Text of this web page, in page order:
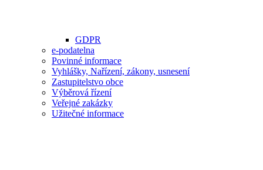
GDPR
e-podatelna
Povinné informace
Vyhlášky, Nařízení, zákony, usnesení
Zastupitelstvo obce
Výběrová řízení
Veřejné zakázky
Užitečné informace